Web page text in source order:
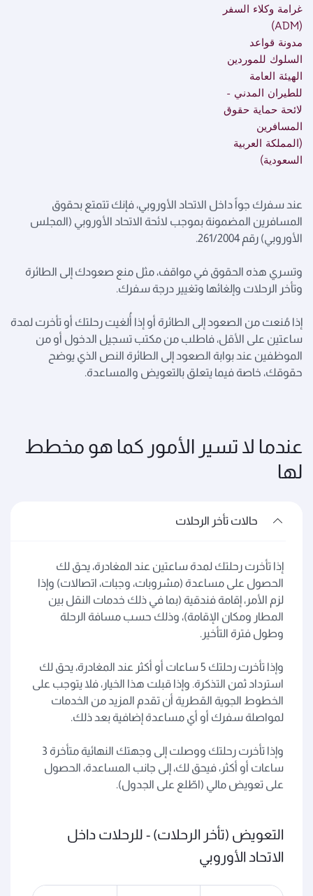
غرامة وكلاء السفر
(ADM)
مدونة قواعد
السلوك للموردين
الهيئة العامة
للطيران المدني -
لائحة حماية حقوق
المسافرين
(المملكة العربية
السعودية)
عند سفرك جواً داخل الاتحاد الأوروبي، فإنك تتمتع بحقوق
المسافرين المضمونة بموجب لائحة الاتحاد الأوروبي (المجلس
الأوروبي) رقم 261/2004.
وتسري هذه الحقوق في مواقف، مثل منع صعودك إلى الطائرة
وتأخر الرحلات وإلغائها وتغيير درجة سفرك.
إذا مُنعت من الصعود إلى الطائرة أو إذا أُلغيت رحلتك أو تأخرت لمدة
ساعتين على الأقل، فاطلب من مكتب تسجيل الدخول أو من
الموظفين عند بوابة الصعود إلى الطائرة النص الذي يوضح
حقوقك، خاصة فيما يتعلق بالتعويض والمساعدة.
عندما لا تسير الأمور كما هو مخطط
لها
حالات تأخر الرحلات
إذا تأخرت رحلتك لمدة ساعتين عند المغادرة، يحق لك
الحصول على مساعدة (مشروبات، وجبات، اتصالات) وإذا
لزم الأمر، إقامة فندقية (بما في ذلك خدمات النقل بين
المطار ومكان الإقامة)، وذلك حسب مسافة الرحلة
وطول فترة التأخير.
وإذا تأخرت رحلتك 5 ساعات أو أكثر عند المغادرة، يحق لك
استرداد ثمن التذكرة. وإذا قبلت هذا الخيار، فلا يتوجب على
الخطوط الجوية القطرية أن تقدم المزيد من الخدمات
لمواصلة سفرك أو أي مساعدة إضافية بعد ذلك.
وإذا تأخرت رحلتك ووصلت إلى وجهتك النهائية متأخرة 3
ساعات أو أكثر، فيحق لك، إلى جانب المساعدة، الحصول
على تعويض مالي (اطّلع على الجدول).
التعويض (تأخر الرحلات) - للرحلات داخل
الاتحاد الأوروبي